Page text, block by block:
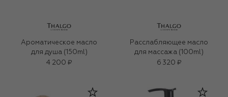
Ароматическое масло
для душа (150ml)
4 200 ₽
Расслабляющее масло
для массажа (100ml)
6 320 ₽